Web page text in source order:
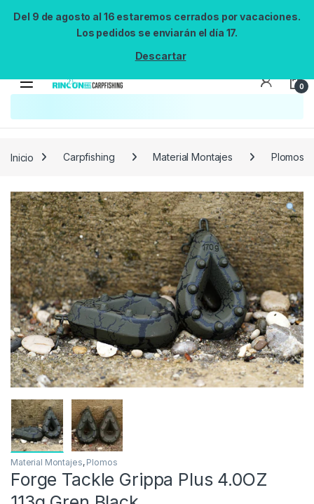
Del 9 de agosto al 16 estaremos cerrados por vacaciones.
Los pedidos se enviarán el día 17.
Descartar
0
No se pudo cargar el widget de búsqueda.
Inténtalo de nuevo.
Reintentar
Inicio Carpfishing Material Montajes Plomos